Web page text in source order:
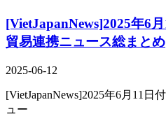
[VietJapanNews]2025年6
貿易連携ニュース総まとめ
2025-06-12
[VietJapanNews]2025年6月11
ュー